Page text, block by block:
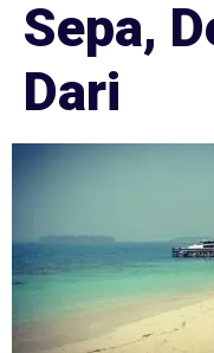
Sepa,
Dari